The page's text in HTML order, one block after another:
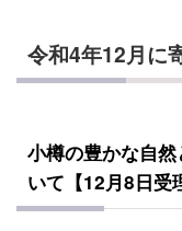
令和4年12月に
小樽の豊かな自
いて【12月8日受